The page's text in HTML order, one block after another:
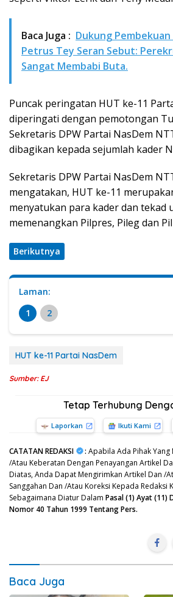
Baca Juga : Dukung
Petrus Tey Seran Sebut:
Sangat Membabi Buta.
Puncak peringatan HUT ke-11
diperingati dengan pemotongan
Sekretaris DPW Partai NasDem
dibagikan kepada sejumlah kader
Sekretaris DPW Partai NasDem
mengatakan, HUT ke-11
menyatukan para kader dan tekad
memenangkan Pilpres, Pileg dan
Berikutnya
Laman:
1
2
HUT ke-11 Partai NasDem
Sumber: EJ
Tetap Terhubung
Laporkan Ikuti Kami
CATATAN REDAKSI : Apabila Ada Pihak
/Atau Keberatan Dengan Penayangan Artikel
Diatas, Anda Dapat Mengirimkan Artikel Dan /
Sanggahan Dan /Atau Koreksi Kepada Redaksi
Sebagaimana Diatur Dalam Pasal (1) Ayat (11)
Nomor 40 Tahun 1999 Tentang Pers.
Baca Juga